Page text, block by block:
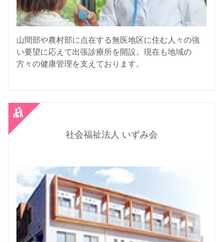
山間部や農村部に点在する無医地区に住む人々の強
い要望に応えて出張診療所を開設。現在も地域の
方々の健康管理を支えております。
社会福祉法人 いずみ会